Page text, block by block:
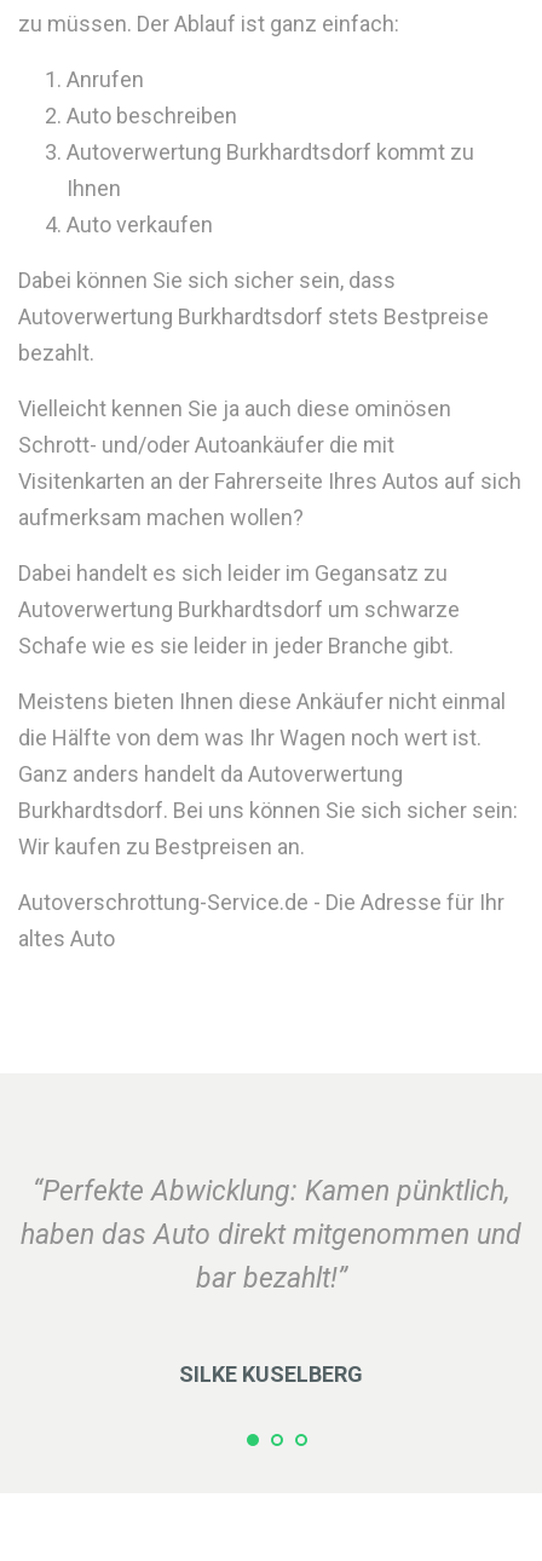
zu müssen. Der Ablauf ist ganz einfach:
Anrufen
Auto beschreiben
Autoverwertung Burkhardtsdorf kommt zu
Ihnen
Auto verkaufen
Dabei können Sie sich sicher sein, dass
Autoverwertung Burkhardtsdorf stets Bestpreise
bezahlt.
Vielleicht kennen Sie ja auch diese ominösen
Schrott- und/oder Autoankäufer die mit
Visitenkarten an der Fahrerseite Ihres Autos auf sich
aufmerksam machen wollen?
Dabei handelt es sich leider im Gegansatz zu
Autoverwertung Burkhardtsdorf um schwarze
Schafe wie es sie leider in jeder Branche gibt.
Meistens bieten Ihnen diese Ankäufer nicht einmal
die Hälfte von dem was Ihr Wagen noch wert ist.
Ganz anders handelt da Autoverwertung
Burkhardtsdorf. Bei uns können Sie sich sicher sein:
Wir kaufen zu Bestpreisen an.
Autoverschrottung-Service.de - Die Adresse für Ihr
altes Auto
“Perfekte Abwicklung: Kamen pünktlich,
haben das Auto direkt mitgenommen und
bar bezahlt!”
SILKE KUSELBERG